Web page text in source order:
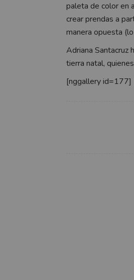
paleta de color en
crear prendas a
manera opuesta
Adriana Santacruz
tierra natal,
[nggallery